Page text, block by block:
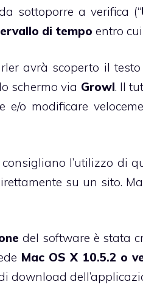
sottoporre a verifica (“
di tempo entro
avrà scoperto il
schermo via Growl. Il
e/o modificare
l’utilizzo di
su un sito.
del software è stata
Mac OS X 10.5.2 o
download